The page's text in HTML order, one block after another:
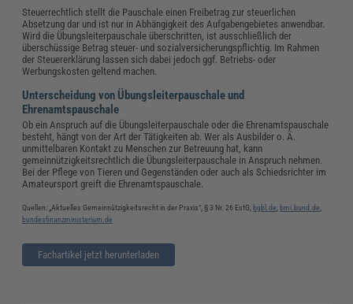
Steuerrechtlich stellt die Pauschale einen Freibetrag zur steuerlichen
Absetzung dar und ist nur in Abhängigkeit des Aufgabengebietes anwendbar.
Wird die Übungsleiterpauschale überschritten, ist ausschließlich der
überschüssige Betrag steuer- und sozialversicherungspflichtig. Im Rahmen
der Steuererklärung lassen sich dabei jedoch ggf. Betriebs- oder
Werbungskosten geltend machen.
Unterscheidung von Übungsleiterpauschale und
Ehrenamtspauschale
Ob ein Anspruch auf die Übungsleiterpauschale oder die Ehrenamtspauschale
besteht, hängt von der Art der Tätigkeiten ab. Wer als Ausbilder o. Ä.
unmittelbaren Kontakt zu Menschen zur Betreuung hat, kann
gemeinnützigkeitsrechtlich die Übungsleiterpauschale in Anspruch nehmen.
Bei der Pflege von Tieren und Gegenständen oder auch als Schiedsrichter im
Amateursport greift die Ehrenamtspauschale.
Quellen: „Aktuelles Gemeinnützigkeitsrecht in der Praxis“, § 3 Nr. 26 EstG, bgbl.de, bmi.bund.de,
bundesfinanzministerium.de
Fachartikel jetzt herunterladen